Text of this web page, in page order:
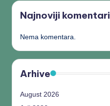
Najnoviji komentari
Nema komentara.
Arhive
August 2026